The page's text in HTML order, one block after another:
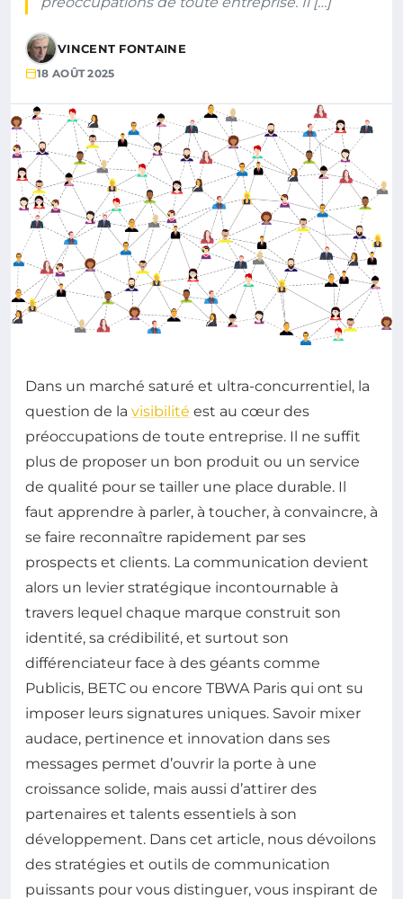
VINCENT FONTAINE
18 AOÛT 2025
Dans un marché saturé et ultra-concurrentiel, la
question de la visibilité est au cœur des
préoccupations de toute entreprise. Il ne suffit
plus de proposer un bon produit ou un service
de qualité pour se tailler une place durable. Il
faut apprendre à parler, à toucher, à convaincre, à
se faire reconnaître rapidement par ses
prospects et clients. La communication devient
alors un levier stratégique incontournable à
travers lequel chaque marque construit son
identité, sa crédibilité, et surtout son
différenciateur face à des géants comme
Publicis, BETC ou encore TBWA Paris qui ont su
imposer leurs signatures uniques. Savoir mixer
audace, pertinence et innovation dans ses
messages permet d’ouvrir la porte à une
croissance solide, mais aussi d’attirer des
partenaires et talents essentiels à son
développement. Dans cet article, nous dévoilons
des stratégies et outils de communication
puissants pour vous distinguer, vous inspirant de